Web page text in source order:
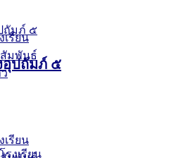
อุปถัมภ์ ๕
เรียน
เรียน
มพันธ์
งเรียน